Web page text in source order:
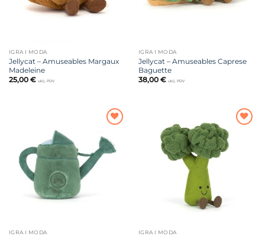
IGRA I MODA
Jellycat – Amuseables Margaux
Madeleine
25,00 € uklj. PDV
IGRA I MODA
Jellycat – Amuseables Caprese
Baguette
38,00 € uklj. PDV
na listu
želja
IGRA I MODA
Dodajte
na listu
IGRA I MODA